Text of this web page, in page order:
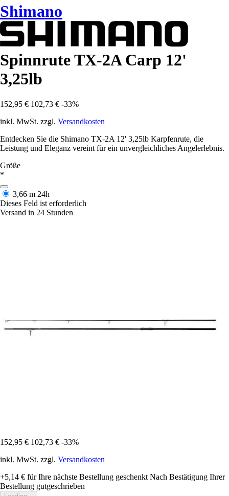
Shimano
Spinnrute TX-2A Carp 12'
3,25lb
152,95 € 102,73 € -33%
inkl. MwSt. zzgl. Versandkosten
Entdecken Sie die Shimano TX-2A 12' 3,25lb Karpfenrute, die
Leistung und Eleganz vereint für ein unvergleichliches Angelerlebnis.
Größe
*
3,66 m 24h
Dieses Feld ist erforderlich
Versand in 24 Stunden
152,95 € 102,73 € -33%
inkl. MwSt. zzgl. Versandkosten
+5,14 € für Ihre nächste Bestellung geschenkt Nach Bestätigung Ihrer
Bestellung gutgeschrieben